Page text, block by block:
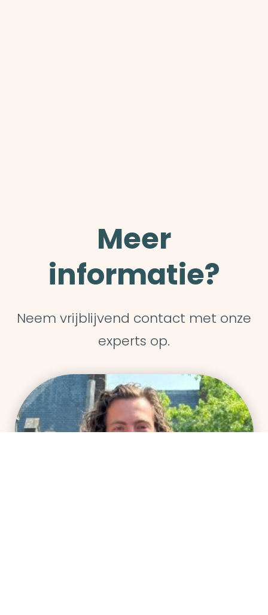
Meer
informatie?
Neem vrijblijvend contact met onze
experts op.